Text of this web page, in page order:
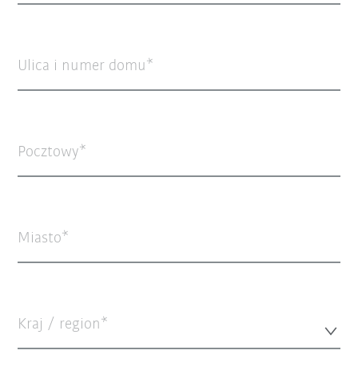
Ulica i numer domu
Pocztowy
Miasto
Kraj / region*